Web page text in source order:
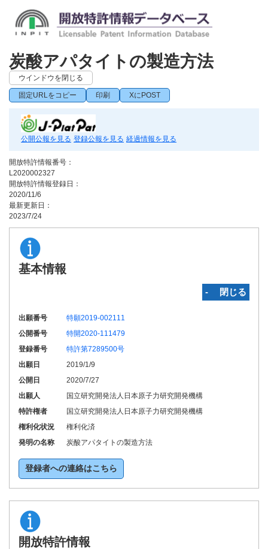
炭酸アパタイトの製造方法
ウインドウを閉じる
固定URLをコピー 印刷 XにPOST
公開公報を見る 登録公報を見る 経過情報を見る
開放特許情報番号：
L2020002327
開放特許情報登録日：
2020/11/6
最新更新日：
2023/7/24
基本情報
‐ 閉じる
出願番号
特願2019-002111
公開番号
特開2020-111479
登録番号
特許第7289500号
出願日
2019/1/9
公開日
2020/7/27
出願人
国立研究開発法人日本原子力研究開発機構
特許権者
国立研究開発法人日本原子力研究開発機構
権利化状況
権利化済
発明の名称
炭酸アパタイトの製造方法
登録者への連絡はこちら
開放特許情報